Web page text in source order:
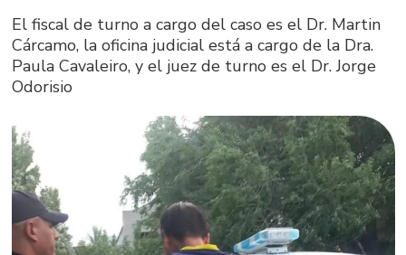
El fiscal de turno a cargo del caso es el Dr. Martin
Cárcamo, la oficina judicial está a cargo de la Dra.
Paula Cavaleiro, y el juez de turno es el Dr. Jorge
Odorisio